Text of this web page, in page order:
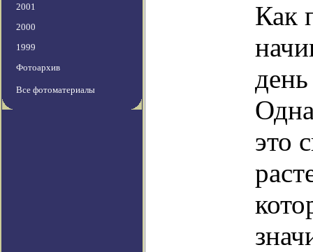
2001
2000
1999
Фотоархив
Все фотоматериалы
Как
это